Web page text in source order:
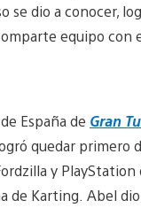
se dio a conocer,
equipo
España de Gran
quedar primero
y
de Karting. Abel